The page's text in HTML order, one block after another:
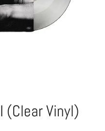
(Clear Vinyl)